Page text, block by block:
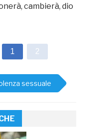
cambierà, dio
1 2
sessuale